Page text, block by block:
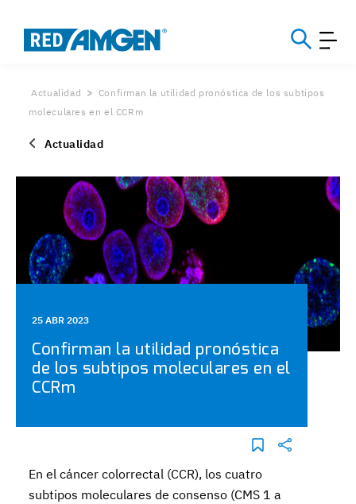
Actualidad
Confirman la utilidad pronóstica de los subtipos
moleculares en el CCRm
Actualidad
25 ABR 2023
Confirman la utilidad pronóstica
de los subtipos moleculares en el
CCRm
En el cáncer colorrectal (CCR), los cuatro
subtipos moleculares de consenso (CMS 1 a